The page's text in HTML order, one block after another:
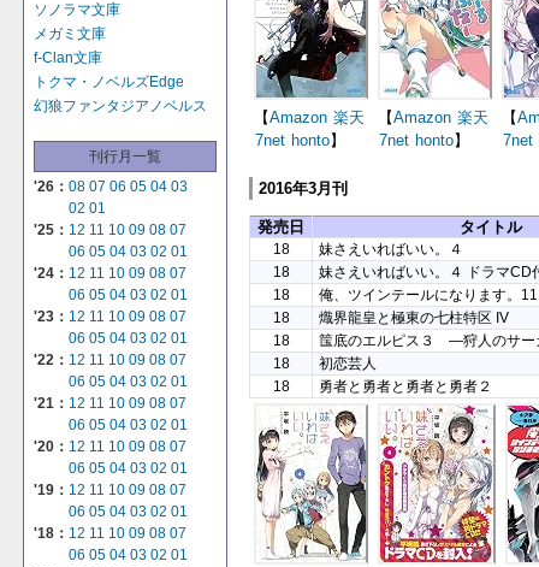
ソノラマ文庫
メガミ文庫
f-Clan文庫
トクマ・ノベルズEdge
幻狼ファンタジアノベルス
刊行月一覧
'26： 08 07 06 05 04 03
02 01
'25： 12 11 10 09 08 07
06 05 04 03 02 01
'24： 12 11 10 09 08 07
06 05 04 03 02 01
'23： 12 11 10 09 08 07
06 05 04 03 02 01
'22： 12 11 10 09 08 07
06 05 04 03 02 01
'21： 12 11 10 09 08 07
06 05 04 03 02 01
'20： 12 11 10 09 08 07
06 05 04 03 02 01
'19： 12 11 10 09 08 07
06 05 04 03 02 01
'18： 12 11 10 09 08 07
06 05 04 03 02 01
【Amazon 楽天
7net honto】
【Amazon 楽天
7net honto】
【
7net
2016年3月刊
発売日 タイトル
18
妹さえいればいい。４
18
妹さえいればいい。４ ドラマCD
18
俺、ツインテールになります。11
18
熾界龍皇と極東の七柱特区 IV
18
筺底のエルピス３ ―狩人のサ
18
初恋芸人
18
勇者と勇者と勇者と勇者２